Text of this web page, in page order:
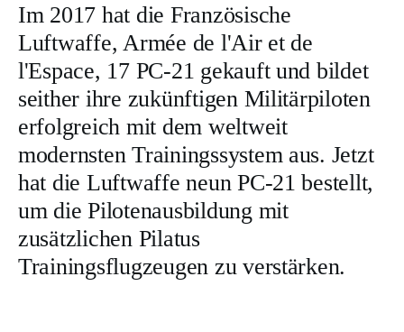
Im 2017 hat die Französische
Luftwaffe, Armée de l'Air et de
l'Espace, 17 PC-21 gekauft und bildet
seither ihre zukünftigen Militärpiloten
erfolgreich mit dem weltweit
modernsten Trainingssystem aus. Jetzt
hat die Luftwaffe neun PC-21 bestellt,
um die Pilotenausbildung mit
zusätzlichen Pilatus
Trainingsflugzeugen zu verstärken.